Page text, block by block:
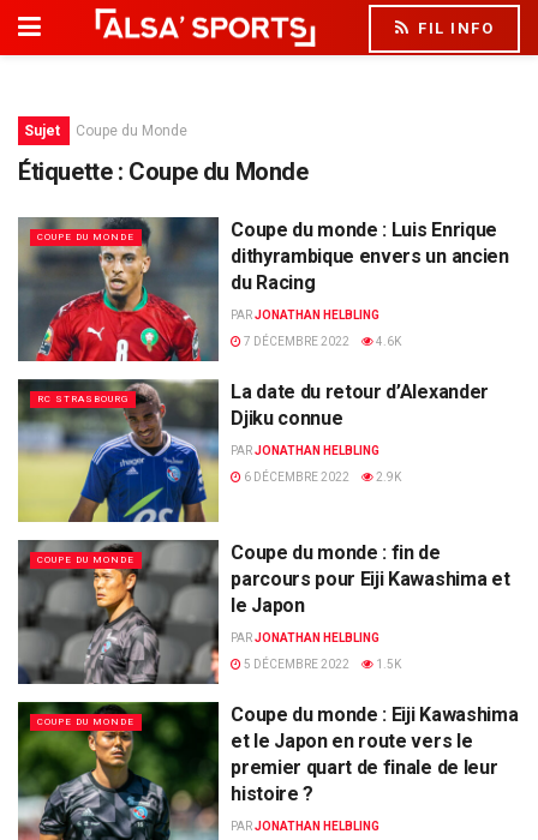
FIL INFO
Sujet Coupe du Monde
Étiquette : Coupe du Monde
COUPE DU MONDE
Coupe du monde : Luis Enrique
dithyrambique envers un ancien
du Racing
PARJONATHAN HELBLING
7 DÉCEMBRE 2022
4.6K
RC STRASBOURG
La date du retour d’Alexander
Djiku connue
PARJONATHAN HELBLING
6 DÉCEMBRE 2022
2.9K
COUPE DU MONDE
Coupe du monde : fin de
parcours pour Eiji Kawashima et
le Japon
PARJONATHAN HELBLING
5 DÉCEMBRE 2022
1.5K
COUPE DU MONDE
Coupe du monde : Eiji Kawashima
et le Japon en route vers le
premier quart de finale de leur
histoire ?
PARJONATHAN HELBLING